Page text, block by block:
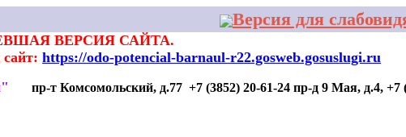
Версия для
ВЕРСИЯ САЙТА.
https://odo-potencial-barnaul-r22.gosweb.gosuslugi.ru
пр-т Комсомольский, д.77 +7 (3852) 20-61-24 пр-д 9 Мая, д.4, +7